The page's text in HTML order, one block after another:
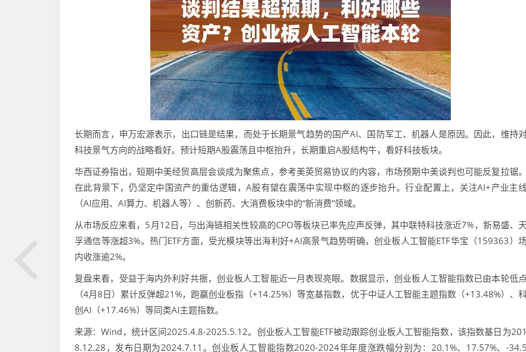
长期而言，申万宏源表示，出口链是结果，而处于长期景气趋势的国产AI、国防军工、机器人是原因。因此，维持
科技景气方向的战略看好。预计短期A股震荡且中枢抬升，长期重启A股结构牛，看好科技板块。
华西证券指出，短期中美经贸高层会谈成为聚焦点，参考美英贸易协议的内容，市场预期中美谈判也可能反复拉锯。
在此背景下，仍坚定中国资产的重估逻辑，A股有望在震荡中实现中枢的逐步抬升。行业配置上，关注AI+产业主
（AI应用、AI算力、机器人等）、创新药、大消费板块中的“新消费”领域。
从市场反应来看，5月12日，与出海链相关性较高的CPO等板块已率先应声反弹，其中联特科技涨近7%，新易盛、天
孚通信等涨超3%。热门ETF方面，受光模块等出海利好+AI高景气趋势明确，创业板人工智能ETF华宝（159363）场
内收涨逾2%。
复盘来看，受益于海内外利好共振，创业板人工智能近一月表现亮眼。数据显示，创业板人工智能指数已由本轮低点
（4月8日）累计反弹超21%，跑赢创业板指（+14.25%）等宽基指数，优于中证人工智能主题指数（+13.48%）、
创AI（+17.46%）等同类AI主题指数。
来源：Wind，统计区间2025.4.8-2025.5.12。创业板人工智能ETF被动跟踪创业板人工智能指数，该指数基日为201
8.12.28，发布日期为2024.7.11。创业板人工智能指数2020-2024年年度涨跌幅分别为：20.1%、17.57%、-34.5